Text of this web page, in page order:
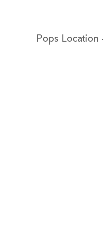
Pops